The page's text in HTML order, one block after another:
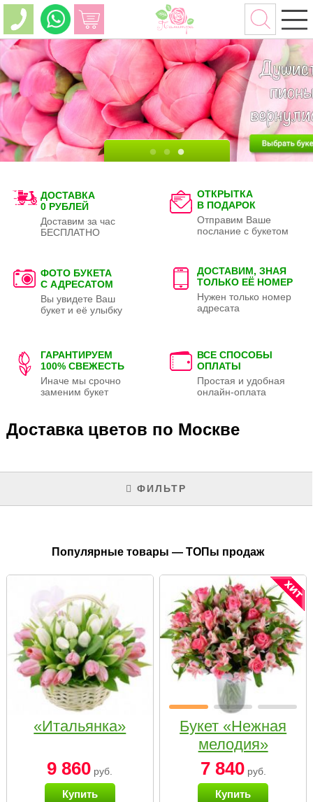
ДОСТАВКА
0 РУБЛЕЙ
Доставим за час
БЕСПЛАТНО
ОТКРЫТКА
В ПОДАРОК
Отправим Ваше
послание с букетом
ФОТО БУКЕТА
С АДРЕСАТОМ
Вы увидете Ваш
букет и её улыбку
ДОСТАВИМ, ЗНАЯ
ТОЛЬКО ЕЁ НОМЕР
Нужен только номер
адресата
ГАРАНТИРУЕМ
100% СВЕЖЕСТЬ
Иначе мы срочно
заменим букет
ВСЕ СПОСОБЫ
ОПЛАТЫ
Простая и удобная
онлайн-оплата
Доставка цветов по Москве
ФИЛЬТР
Популярные товары — ТОПы продаж
«Итальянка»
9 860 руб.
Купить
Букет «Нежная
мелодия»
7 840руб.
Купить